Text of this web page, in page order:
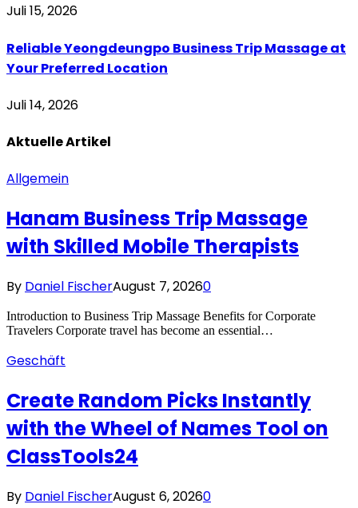
Juli 15, 2026
Reliable Yeongdeungpo Business Trip Massage at
Your Preferred Location
Juli 14, 2026
AktuelleArtikel
Allgemein
Hanam Business Trip Massage
with Skilled Mobile Therapists
By Daniel FischerAugust 7, 20260
Introduction to Business Trip Massage Benefits for Corporate
Travelers Corporate travel has become an essential…
Geschäft
Create Random Picks Instantly
with the Wheel of Names Tool on
ClassTools24
By Daniel FischerAugust 6, 20260